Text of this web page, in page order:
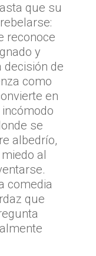
que su
reconoce
y
decisión de
como
en
se
albedrío,
al
comedia
que